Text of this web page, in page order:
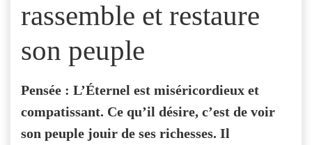
rassemble et restaure
son peuple
Pensée : L’Éternel est miséricordieux et
compatissant. Ce qu’il désire, c’est de voir
son peuple jouir de ses richesses. Il